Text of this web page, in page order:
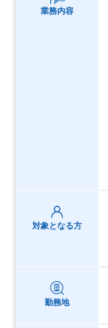
業務内容
対象となる方
勤務地